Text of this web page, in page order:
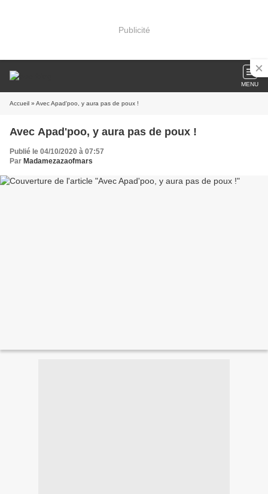
Publicité
MENU
Accueil » Avec Apad'poo, y aura pas de poux !
Avec Apad'poo, y aura pas de poux !
Publié le 04/10/2020 à 07:57
Par Madamezazaofmars